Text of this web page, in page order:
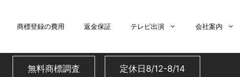
商標登録の費用 返金保証 テレビ出演 会社案内
無料商標調査 定休日8/12-8/14